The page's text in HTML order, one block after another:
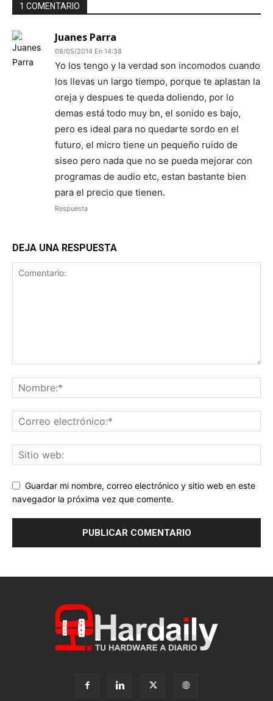
1 COMENTARIO
Juanes Parra
08/05/2014 En 14:38
Yo los tengo y la verdad son incomodos cuando
los llevas un largo tiempo, porque te aplastan la
oreja y despues te queda doliendo, por lo
demas está todo muy bn, el sonido es bajo,
pero es ideal para no quedarte sordo en el
futuro, el micro tiene un pequeño ruido de
siseo pero nada que no se pueda mejorar con
programas de audio etc, estan bastante bien
para el precio que tienen.
Respuesta
DEJA UNA RESPUESTA
Guardar mi nombre, correo electrónico y sitio web en este
navegador la próxima vez que comente.